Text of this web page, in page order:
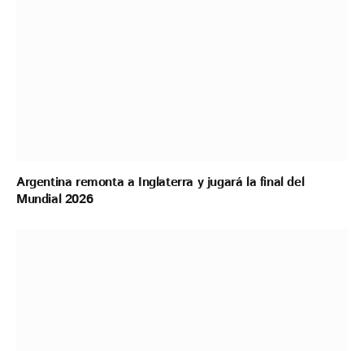
Argentina remonta a Inglaterra y jugará la final del
Mundial 2026